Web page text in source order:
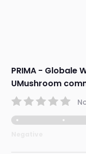
PRIMA - Globale
UMushroom